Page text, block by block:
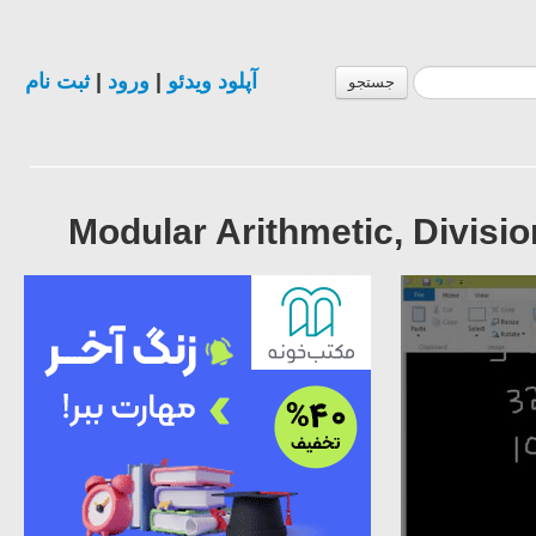
جستجو آپلود ویدئو ورود |ثبت نام
Modular Arithmetic,